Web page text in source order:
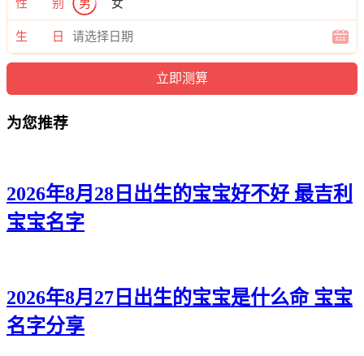
新听、秋彦、静璐、俪馨、萱虹、唯婧、昕雨、菱新、璇冬、
紫姿、婧艺、绮昕、妍恩、洛玥、雅姿、晓雅、然姗、媛可、
筱欣、静卿、思媱、若芙、梵碧、媛倩、俪菱、璐岚、姗若、
梓馨、彦映、采紫、净蕊、蓓滢、甜兮、瑶影、馨俪、昕安、
虞俪、淼佳、艺滢、雅冰、倩妤、汐兰、婷依、欣宛、桂忆、
性 别 男 女
生 日
为您推荐
2026年8月28日出生的宝宝好不好 最吉利
宝宝名字
2026年8月27日出生的宝宝是什么命 宝宝
名字分享